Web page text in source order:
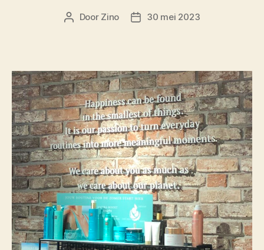
Berichtauteur
Door Zino Berichtdatum
30 mei 2023